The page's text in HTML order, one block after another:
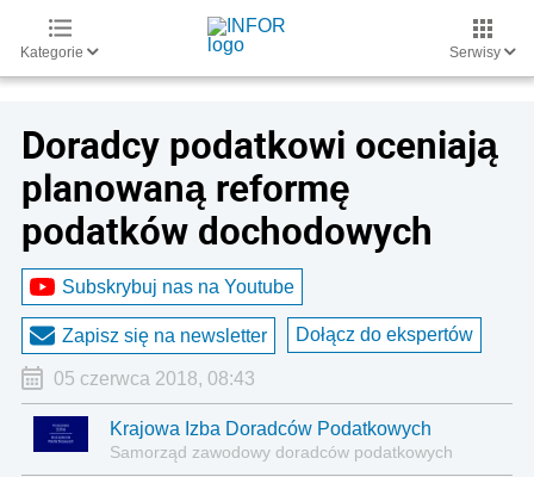
Kategorie Serwisy
Doradcy podatkowi oceniają
planowaną reformę
podatków dochodowych
Subskrybuj nas na Youtube
Zapisz się na newsletter Dołącz do ekspertów
05 czerwca 2018, 08:43
Krajowa Izba Doradców Podatkowych
Samorząd zawodowy doradców podatkowych